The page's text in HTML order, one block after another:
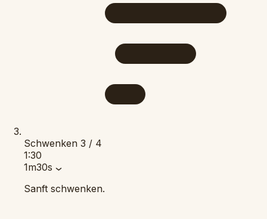
Schwenken 3 / 4
1:30
1m30s
Sanft schwenken.